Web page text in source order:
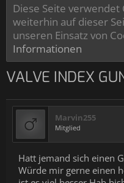
Diese Seite verwendet
weiterhin auf dieser
unseren Einsatz von
Informationen
VALVE INDEX
Marvin255
Mitglied
Hatt jemand sich einen
Würde mir gerne einen